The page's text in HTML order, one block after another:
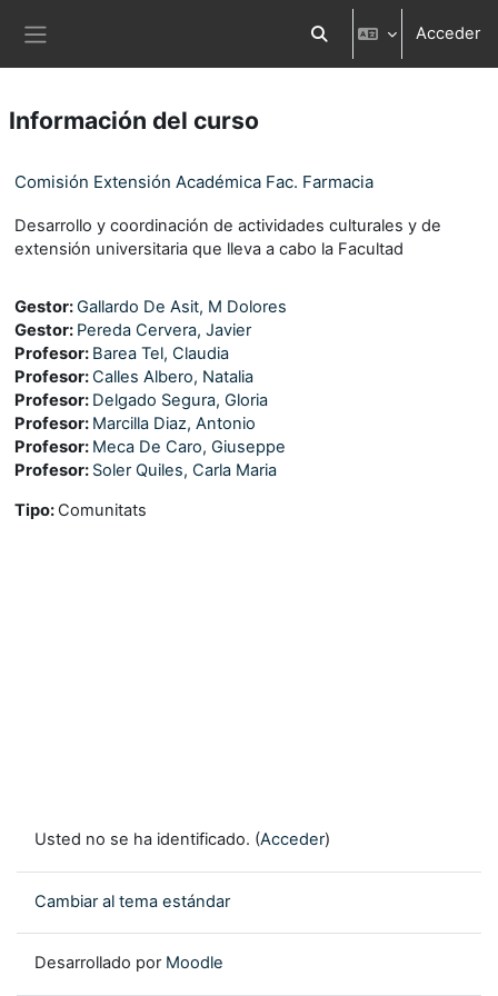
Selector de búsqueda
Acceder
Información del curso
Comisión Extensión Académica Fac. Farmacia
Desarrollo y coordinación de actividades culturales y de
extensión universitaria que lleva a cabo la Facultad
Gestor:Gallardo De Asit, M Dolores
Gestor: Pereda Cervera, Javier
Profesor: Barea Tel, Claudia
Profesor:Calles Albero, Natalia
Profesor: Delgado Segura, Gloria
Profesor: Marcilla Diaz, Antonio
Profesor: Meca De Caro, Giuseppe
Profesor: Soler Quiles, Carla Maria
Tipo: Comunitats
Usted no se ha identificado. (Acceder)
Cambiar al tema estándar
Desarrollado por Moodle